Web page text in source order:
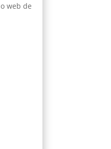
web de